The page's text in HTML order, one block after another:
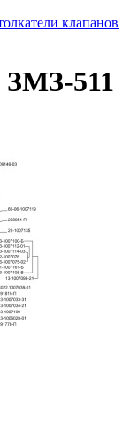
клапанов
ЗМЗ-511